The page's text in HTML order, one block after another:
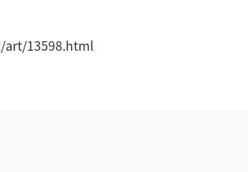
art/13598.html